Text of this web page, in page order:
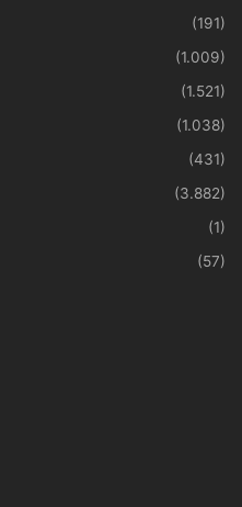
(191)
(1.009)
(1.521)
(1.038)
(431)
(3.882)
(1)
(57)